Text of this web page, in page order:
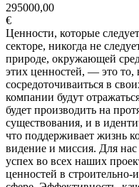
295000,00
€
Ценности, которые
секторе, никогда не
природе, окружающей
этих ценностей, — это то,
сосредоточиваиться в
компании будут
будет производить на
существования, и в
что поддерживает жизнь
видение и миссия. Для
успех во всех наших
ценностей в строительно-